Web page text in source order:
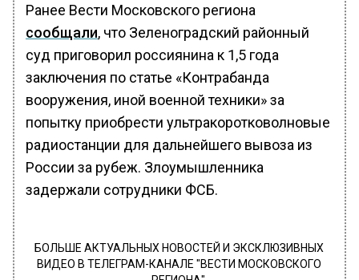
Ранее Вести Московского региона
сообщали, что Зеленоградский районный
суд приговорил россиянина к 1,5 года
заключения по статье «Контрабанда
вооружения, иной военной техники» за
попытку приобрести ультракоротковолновые
радиостанции для дальнейшего вывоза из
России за рубеж. Злоумышленника
задержали сотрудники ФСБ.
БОЛЬШЕ АКТУАЛЬНЫХ НОВОСТЕЙ И ЭКСКЛЮЗИВНЫХ
ВИДЕО В ТЕЛЕГРАМ-КАНАЛЕ "ВЕСТИ МОСКОВСКОГО